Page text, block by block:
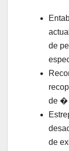
de
de �
de